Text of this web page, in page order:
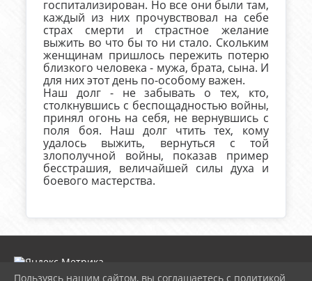
госпитализирован. Но все они были там,
каждый из них прочувствовал на себе
страх смерти и страстное желание
выжить во что бы то ни стало. Скольким
женщинам пришлось пережить потерю
близкого человека - мужа, брата, сына. И
для них этот день по-особому важен.
Наш долг - не забывать о тех, кто,
столкнувшись с беспощадностью войны,
принял огонь на себя, не вернувшись с
поля боя. Наш долг чтить тех, кому
удалось выжить, вернуться с той
злополучной войны, показав пример
бесстрашия, величайшей силы духа и
боевого мастерства.
Пользуясь нашим сайтом, вы соглашаетесь с политикой